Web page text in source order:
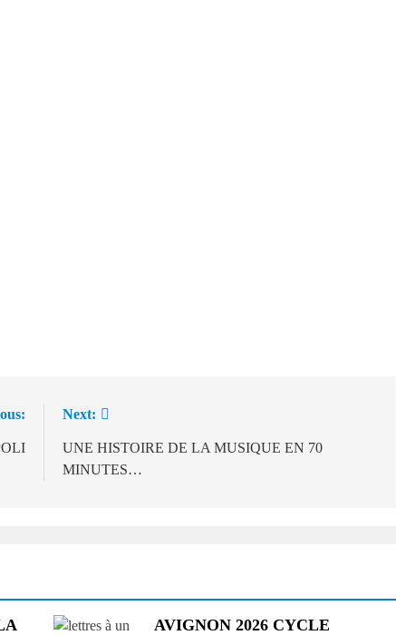
Next:
UNE HISTOIRE DE LA MUSIQUE EN 70
MINUTES…
AVIGNON 2026 CYCLE